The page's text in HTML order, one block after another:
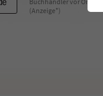
(Anzeige*)